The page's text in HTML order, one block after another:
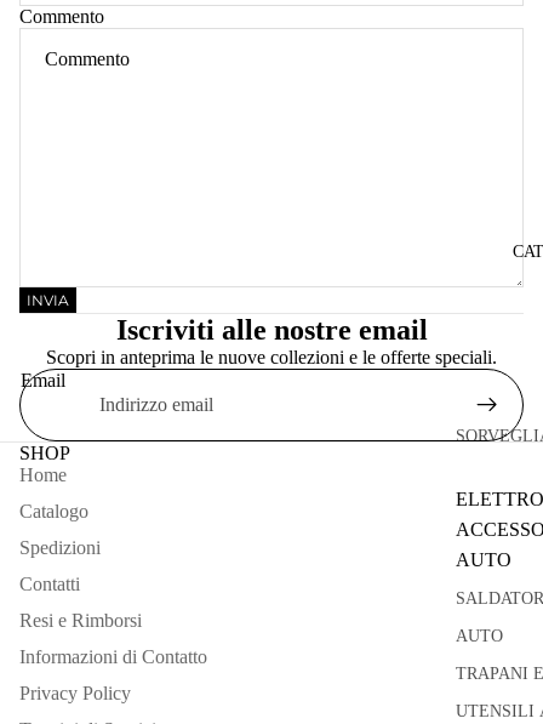
AUTO
AUTO
TRAPANI
UTENSILI
Commento
INVIA
Iscriviti alle nostre email
Scopri in anteprima le nuove collezioni e le offerte speciali.
Email
SHOP
Home
Catalogo
Spedizioni
Contatti
Resi e Rimborsi
Informazioni di Contatto
Privacy Policy